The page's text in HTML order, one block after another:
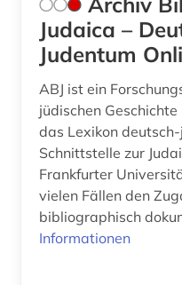
Judaica –
Judentum
ABJ ist ein
jüdischen
das Lexikon
Schnittstelle zur
Frankfurter
vielen Fällen den
bibliographisch
Informationen